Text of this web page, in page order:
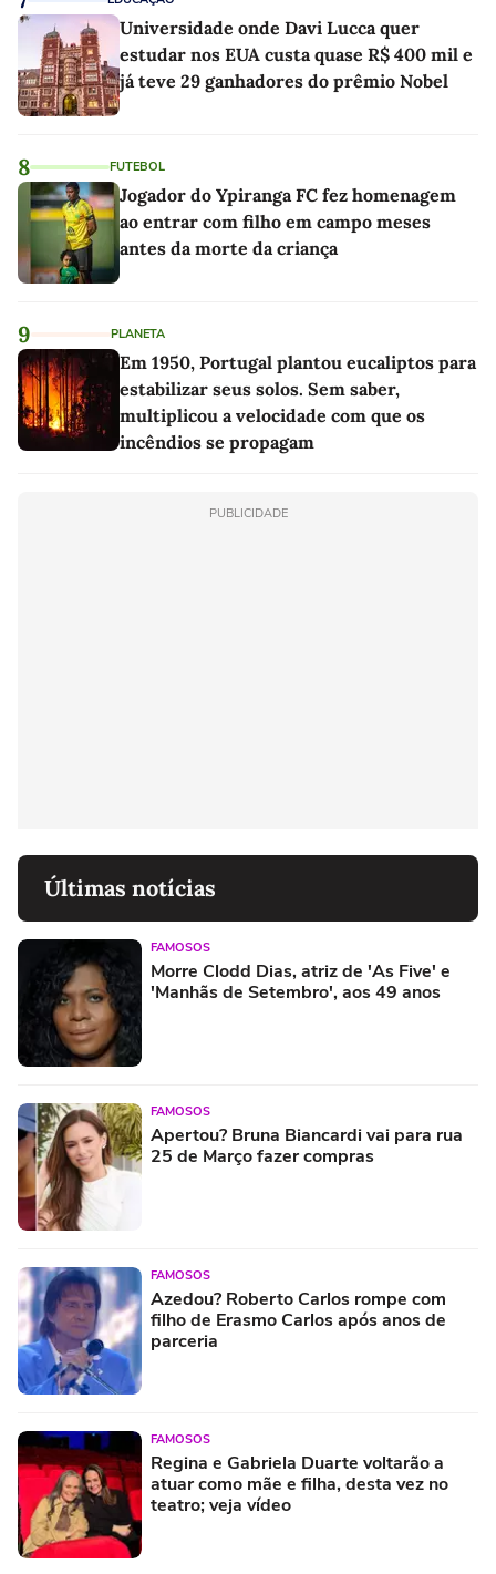
Universidade onde Davi Lucca quer
estudar nos EUA custa quase R$ 400 mil e
já teve 29 ganhadores do prêmio Nobel
8 FUTEBOL
Jogador do Ypiranga FC fez homenagem
ao entrar com filho em campo meses
antes da morte da criança
9 PLANETA
Em 1950, Portugal plantou eucaliptos para
estabilizar seus solos. Sem saber,
multiplicou a velocidade com que os
incêndios se propagam
PUBLICIDADE
Últimas notícias
FAMOSOS
Morre Clodd Dias, atriz de 'As Five' e
'Manhãs de Setembro', aos 49 anos
FAMOSOS
Apertou? Bruna Biancardi vai para rua
25 de Março fazer compras
FAMOSOS
Azedou? Roberto Carlos rompe com
filho de Erasmo Carlos após anos de
parceria
FAMOSOS
Regina e Gabriela Duarte voltarão a
atuar como mãe e filha, desta vez no
teatro; veja vídeo